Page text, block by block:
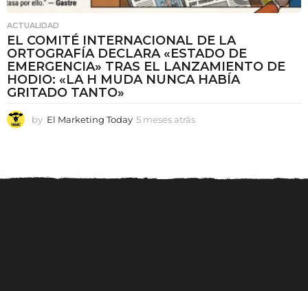
ACTUALIDAD
EL COMITÉ INTERNACIONAL DE LA
ORTOGRAFÍA DECLARA «ESTADO DE
EMERGENCIA» TRAS EL LANZAMIENTO DE
HODIO: «LA H MUDA NUNCA HABÍA
GRITADO TANTO»
by El Marketing Today 5 meses atrás